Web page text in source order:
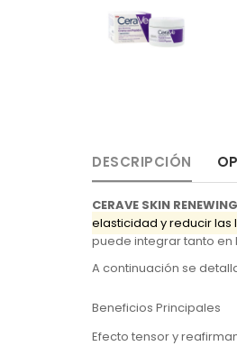
DESCRIPCIÓN
CERAVE SKIN
elasticidad y reducir las
puede integrar tanto en
A continuación se
Beneficios Principales
Efecto tensor y